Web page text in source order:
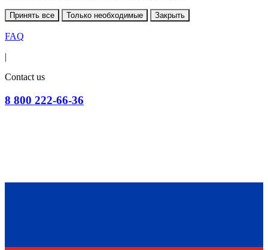
Принять все Только необходимые Закрыть
FAQ
|
Contact us
8 800 222-66-36